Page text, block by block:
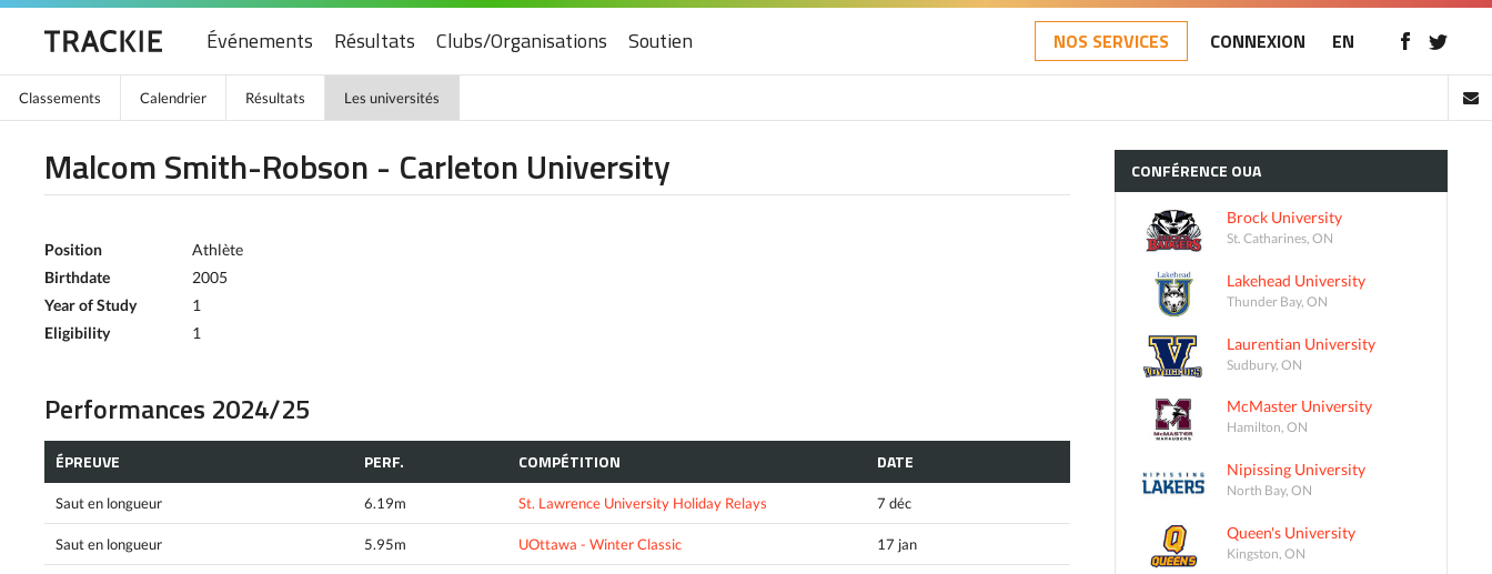
Événements Résultats Clubs/Organisations Soutien NOS SERVICES CONNEXION EN
Classements Calendrier Résultats Les universités
Malcom Smith-Robson - Carleton University
Position
Athlète
Birthdate
2005
Year of Study
1
Eligibility
1
Performances 2024/25
ÉPREUVE PERF. COMPÉTITION DATE
Saut en longueur 6.19m St. Lawrence University Holiday Relays 7 déc
Saut en longueur 5.95m UOttawa - Winter Classic 17 jan
CONFÉRENCE OUA
Brock University
St. Catharines, ON
Lakehead University
Thunder Bay, ON
Laurentian University
Sudbury, ON
McMaster University
Hamilton, ON
Nipissing University
North Bay, ON
Queen's University
Kingston, ON